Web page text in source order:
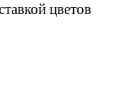
цветов